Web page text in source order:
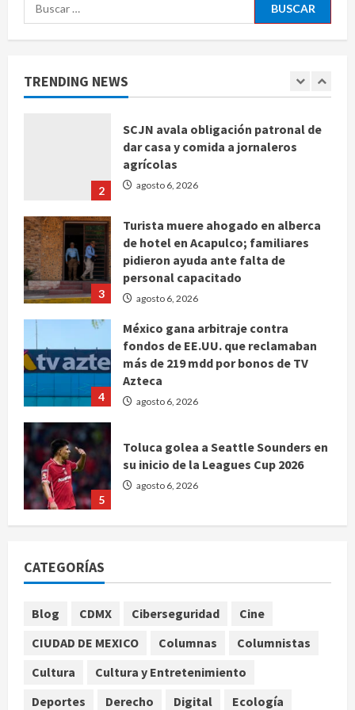
Buscar:
TRENDING NEWS
1
Sin información disponible sobre el
Aeropuerto Internacional de la
2
SCJN avala obligación patronal de
dar casa y comida a jornaleros
agrícolas
agosto 6, 2026
3
Turista muere ahogado en alberca
de hotel en Acapulco; familiares
pidieron ayuda ante falta de
personal capacitado
agosto 6, 2026
4
México gana arbitraje contra
fondos de EE.UU. que reclamaban
más de 219 mdd por bonos de TV
Azteca
agosto 6, 2026
5
Toluca golea a Seattle Sounders en
su inicio de la Leagues Cup 2026
agosto 6, 2026
SCJN avala obligación patronal de
agrícolas
agosto 6, 2026
CATEGORÍAS
Blog CDMX Ciberseguridad
Cine
CIUDAD DE MEXICO
Columnas
Columnistas
Cultura
Cultura y Entretenimiento
Deportes
Derecho Digital Ecología